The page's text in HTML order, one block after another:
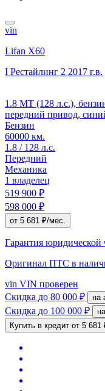
vin
Lifan X60
I Рестайлинг 2 2017 г.в.
1.8 MT (128 л.с.),
передний привод,
Бензин
60000 км.
1.8 / 128 л.с.
Передний
Механика
1 владелец
519 900 ₽
598 000 ₽
от 5 681 ₽/мес.
Гарантия юридической
Оригинал ПТС в
vin VIN проверен
Скидка до 80 000 ₽
Скидка до 100 000 ₽
Купить в кредит от 5 681